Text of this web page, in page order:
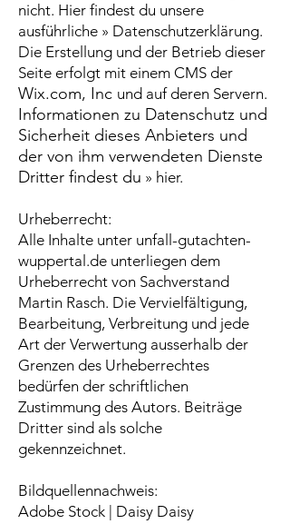
nicht. Hier findest du unsere
ausführliche » Datenschutzerklärung.
Die Erstellung und der Betrieb dieser
Seite erfolgt mit einem CMS der
Wix.com, Inc und auf deren Servern.
Informationen zu Datenschutz und
Sicherheit dieses Anbieters und
der von ihm verwendeten Dienste
Dritter findest du » hier.
Urheberrecht:
Alle Inhalte unter unfall-gutachten-
wuppertal.de unterliegen dem
Urheberrecht von Sachverstand
Martin Rasch. Die Vervielfältigung,
Bearbeitung, Verbreitung und jede
Art der Verwertung ausserhalb der
Grenzen des Urheberrechtes
bedürfen der schriftlichen
Zustimmung des Autors. Beiträge
Dritter sind als solche
gekennzeichnet.
Bildquellennachweis:
Adobe Stock | Daisy Daisy